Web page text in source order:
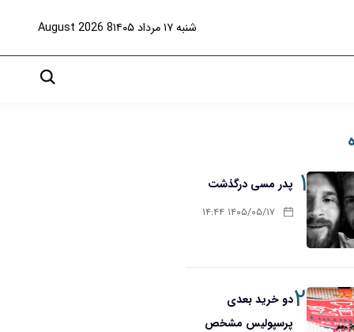
شنبه ۱۷ مرداد ۱۴۰۵ 8 August 2026
۱ پدر مسی درگذشت
۱۴۰۵/۰۵/۱۷ ۱۴:۴۴
۲دو خرید بعدی
پرسپولیس مشخص